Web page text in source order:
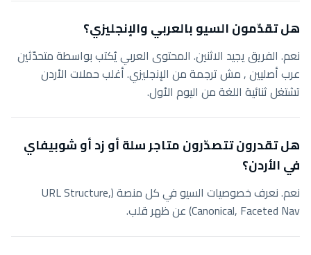
هل تقدّمون السيو بالعربي والإنجليزي؟
نعم. الفريق يجيد الاثنين. المحتوى العربي يُكتب بواسطة متحدّثين
عرب أصليين , مش ترجمة من الإنجليزي. أغلب حملات الأردن
تشتغل ثنائية اللغة من اليوم الأول.
هل تقدرون تتصدّرون متاجر سلة أو زد أو شوبيفاي
في الأردن؟
نعم. نعرف خصوصيات السيو في كل منصة (URL Structure,
Canonical, Faceted Nav) عن ظهر قلب.